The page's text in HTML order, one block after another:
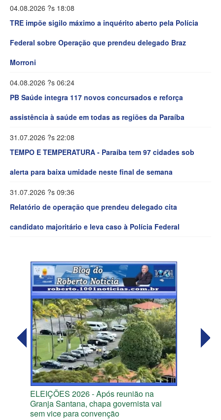
04.08.2026 ?s 18:08
TRE impõe sigilo máximo a inquérito aberto pela Polícia
Federal sobre Operação que prendeu delegado Braz
Morroni
04.08.2026 ?s 06:24
PB Saúde integra 117 novos concursados e reforça
assistência à saúde em todas as regiões da Paraíba
31.07.2026 ?s 22:08
TEMPO E TEMPERATURA - Paraíba tem 97 cidades sob
alerta para baixa umidade neste final de semana
31.07.2026 ?s 09:36
Relatório de operação que prendeu delegado cita
candidato majoritário e leva caso à Polícia Federal
ELEIÇÕES 2026 - Após reunião na
Granja Santana, chapa governista vai
sem vice para convenção